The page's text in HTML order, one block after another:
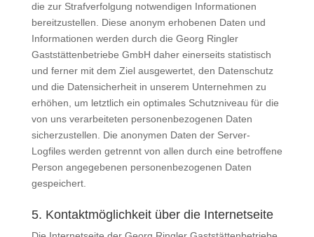
die zur Strafverfolgung notwendigen Informationen
bereitzustellen. Diese anonym erhobenen Daten und
Informationen werden durch die Georg Ringler
Gaststättenbetriebe GmbH daher einerseits statistisch
und ferner mit dem Ziel ausgewertet, den Datenschutz
und die Datensicherheit in unserem Unternehmen zu
erhöhen, um letztlich ein optimales Schutzniveau für die
von uns verarbeiteten personenbezogenen Daten
sicherzustellen. Die anonymen Daten der Server-
Logfiles werden getrennt von allen durch eine betroffene
Person angegebenen personenbezogenen Daten
gespeichert.
5. Kontaktmöglichkeit über die Internetseite